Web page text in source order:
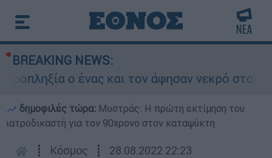
BREAKING NEWS:
ο ένας και τον άφησαν νεκρό στο
δημοφιλές τώρα: Μυστράς: Η πρώτη εκτίμηση του
ιατροδικαστή για τον 90χρονο στον καταψύκτη
┋ Κόσμος ┋ 28.08.2022 22:23